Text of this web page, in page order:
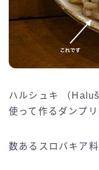
ハルシュキ （
使って作るダンプ
数あるスロバキア